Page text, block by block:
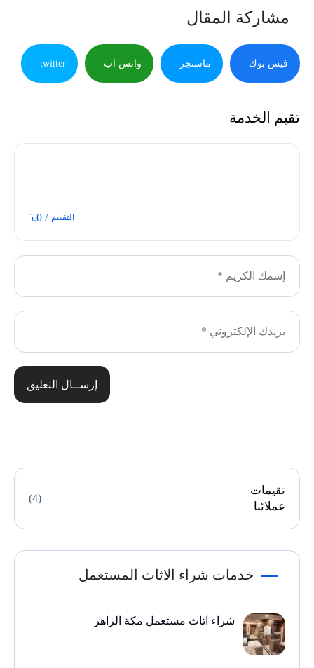
مشاركة المقال
فيس بوك ماسنجر واتس اب twitter
تقيم الخدمة
التقييم / 5.0
إرســال التعليق
تقيمات
عملائنا
(4)
خدمات شراء الاثاث المستعمل
شراء اثاث مستعمل مكة الزاهر